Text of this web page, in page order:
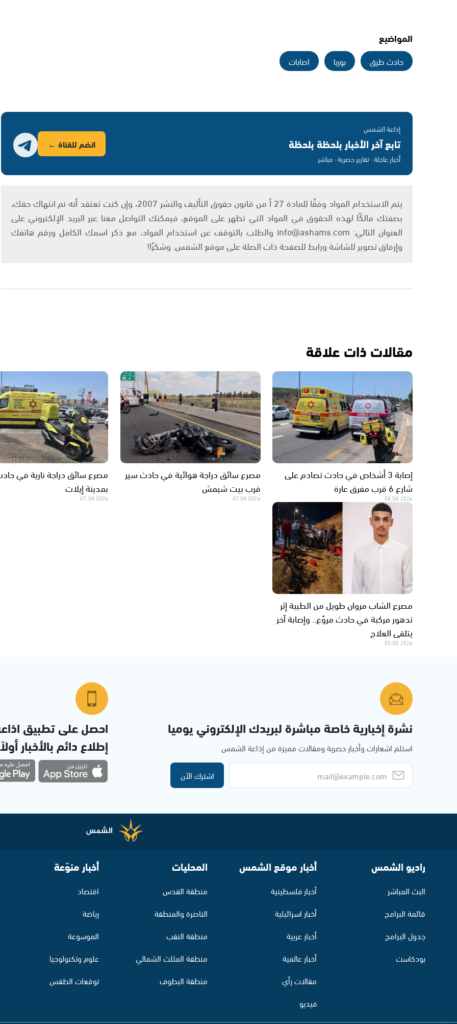
المواضيع
حادث طرق بوريا اصابات
إذاعة الشمس
تابع آخر الأخبار بلحظة بلحظة
أخبار عاجلة · تقارير حصرية · مباشر
انضم للقناة ←
يتم الاستخدام المواد وفقًا للمادة 27 أ من قانون حقوق التأليف والنشر 2007، وإن كنت تعتقد أنه تم انتهاك حقك،
بصفتك مالكًا لهذه الحقوق في المواد التي تظهر على الموقع، فيمكنك التواصل معنا عبر البريد الإلكتروني على
العنوان التالي: info@ashams.com والطلب بالتوقف عن استخدام المواد، مع ذكر اسمك الكامل ورقم هاتفك
وإرفاق تصوير للشاشة ورابط للصفحة ذات الصلة على موقع الشمس. وشكرًا!
مقالات ذات علاقة
إصابة 3 أشخاص في حادث تصادم على
شارع 6 قرب مفرق عارة
08.08.2026
مصرع سائق دراجة هوائية في حادث سير
قرب بيت شيمش
07.08.2026
مصرع سائق دراجة نارية في
بمدينة إيلات
07.08.2026
مصرع الشاب مروان طويل من الطيبة إثر
تدهور مركبة في حادث مروّع.. وإصابة آخر
يتلقى العلاج
05.08.2026
نشرة إخبارية خاصة مباشرة لبريدك الإلكتروني يوميا
استلم اشعارات وأخبار حصرية ومقالات مميزة من إذاعة الشمس
اشترك الآن
احصل على تطبيق
إطلاع دائم بالأخبار
راديو الشمس
البث المباشر
قائمة البرامج
جدول البرامج
بودكاست
أخبار موقع الشمس
أخبار فلسطينية
أخبار اسرائيلية
أخبار عربية
أخبار عالمية
مقالات رأي
فيديو
المحليات
منطقة القدس
الناصرة والمنطقة
منطقة النقب
منطقة المثلث الشمالي
منطقة البطوف
أخبار منوّعة
اقتصاد
رياضة
الموسوعة
علوم وتكنولوجيا
توقعات الطقس